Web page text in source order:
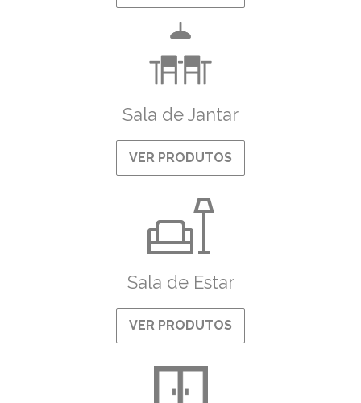
Sala de Jantar
VER PRODUTOS
Sala de Estar
VER PRODUTOS